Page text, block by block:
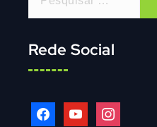
q
Rede Social
y